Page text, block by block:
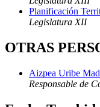
Planificación
Legislatura XII
OTRAS
Aizpea Uribe
Responsable de